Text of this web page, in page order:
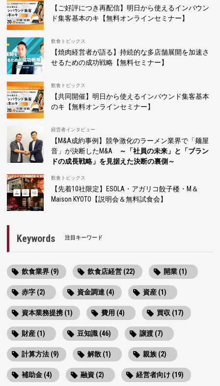
【ご好評につき再配信】明日から使えるインバウン
ド集客基本のキ【無料オンラインセミナー】
飲食トピックス
【焼肉経営者が語る】持続的な多店舗展開を加速さ
せるための成功戦略【無料セミナー】
飲食トピックス
【共同開催】明日から使えるインバウンド集客基本
のキ【無料オンラインセミナー】
経営者インタビュー
【M&A成約事例】競争激化のラーメン業界で「麺屋
音」が決断したM&A
～「社員の未来」と「ブラン
ドの成長戦略」を見据えた決断の裏側～
飲食トピックス
【先着10社限定】ESOLA・アガリコ餃子楼・M＆
Maison KYOTO【説明会＆無料試食会】
Keywords 注目キーワード
飲食業界 (9) 飲食店経営 (22) 開業 (1)
赤字 (2) 資金調達 (4) 資産 (1)
資本業務提携 (1) 費用 (4) 買収 (17)
財産 (1) 豆知識 (46) 譲渡 (7)
計算方法 (9) 解散 (1) 親族 (2)
補助金 (4) 融資 (2) 経営者向け (19)